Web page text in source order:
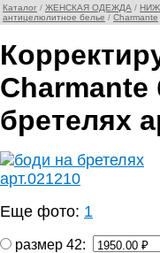
Каталог / ЖЕНСКАЯ ОДЕЖДА /
антицелюлитное белье / Charmante
Charmante
бретелях
Еще фото: 1
размер 42: